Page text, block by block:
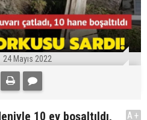
24 Mayıs 2022
10 ev boşaltıldı,
A+